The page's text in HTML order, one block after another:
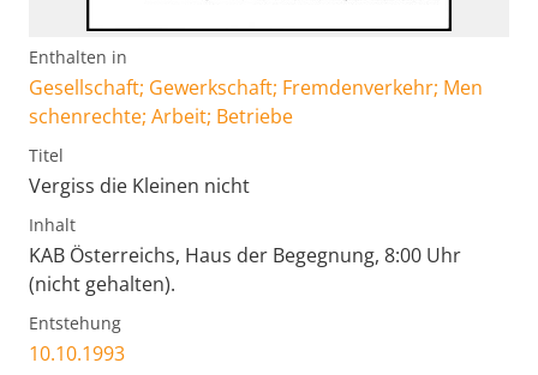
Enthalten in
Gesellschaft; Gewerkschaft; Fremdenverkehr; Men
schenrechte; Arbeit; Betriebe
Titel
Vergiss die Kleinen nicht
Inhalt
KAB Österreichs, Haus der Begegnung, 8:00 Uhr
(nicht gehalten).
Entstehung
10.10.1993